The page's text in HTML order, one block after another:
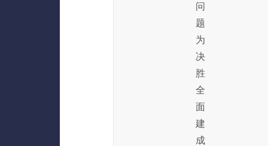
问
题
为
决
胜
全
面
建
成